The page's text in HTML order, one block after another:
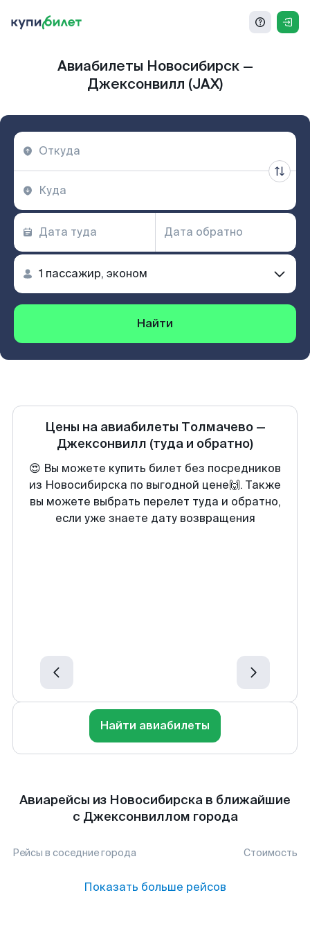
Авиабилеты Новосибирск —
Джексонвилл (JAX)
Найти
Цены на авиабилеты Толмачево—
Джексонвилл (туда и обратно)
😍 Вы можете купить билет без посредников
из Новосибирска по выгодной цене🙌. Также
вы можете выбрать перелет туда и обратно,
если уже знаете дату возвращения
Найти авиабилеты
Авиарейсы из Новосибирска в ближайшие
с Джексонвиллом города
Рейсы в соседние города Стоимость
Показать больше рейсов